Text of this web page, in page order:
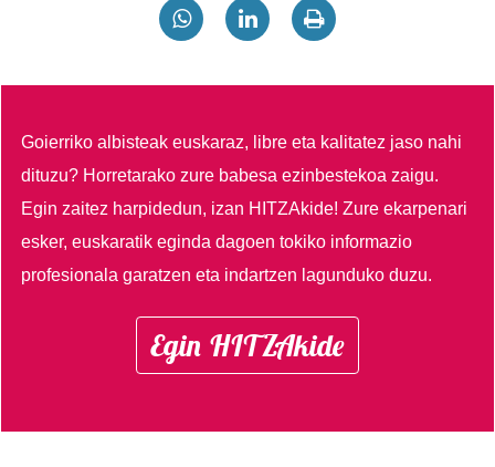
Goierriko albisteak euskaraz, libre eta kalitatez jaso nahi
dituzu? Horretarako zure babesa ezinbestekoa zaigu.
Egin zaitez harpidedun, izan HITZAkide!Zure ekarpenari
esker, euskaratik eginda dagoen tokiko informazio
profesionala garatzen eta indartzen lagunduko duzu.
Egin HITZAkide